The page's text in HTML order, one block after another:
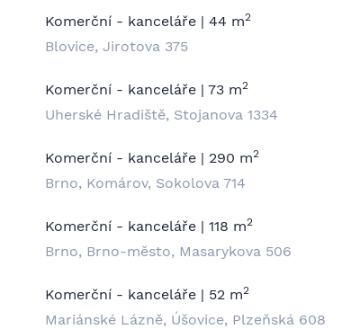
Komerční - kanceláře | 44 m2
Blovice, Jirotova 375
Komerční - kanceláře | 73 m2
Uherské Hradiště, Stojanova 1334
Komerční - kanceláře | 290 m2
Brno, Komárov, Sokolova 714
Komerční - kanceláře | 118 m2
Brno, Brno-město, Masarykova 506
Komerční - kanceláře | 52 m2
Mariánské Lázně, Úšovice, Plzeňská 608